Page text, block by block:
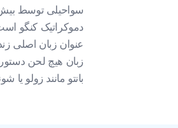
دموکراتیک کنگو
عنوان زبان اصلی
زبان هیچ لحن
بانتو مانند زولو یا